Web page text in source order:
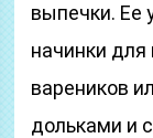
выпечки. Ее
начинки
вареников
дольками и